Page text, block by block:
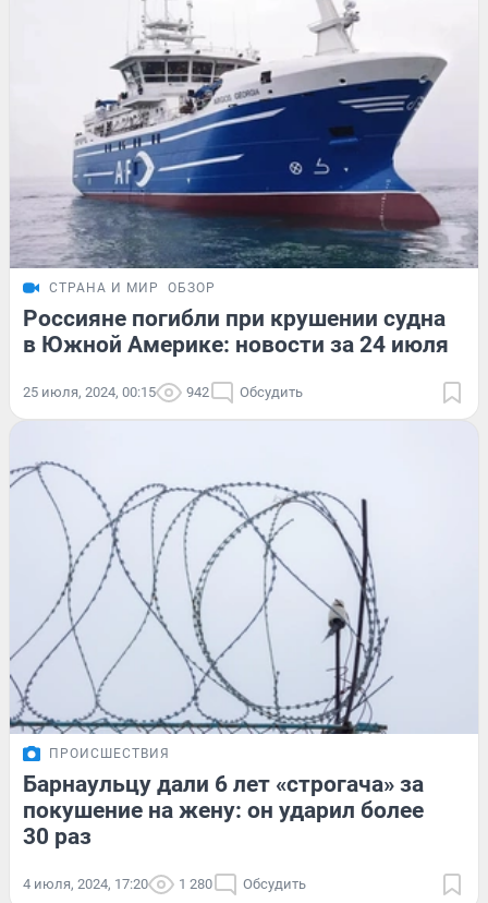
СТРАНА И МИР ОБЗОР
Россияне погибли при крушении судна
в Южной Америке: новости за 24 июля
25 июля, 2024, 00:15 942 Обсудить
ПРОИСШЕСТВИЯ
Барнаульцу дали 6 лет «строгача» за
покушение на жену: он ударил более
30 раз
4 июля, 2024, 17:20 1 280 Обсудить